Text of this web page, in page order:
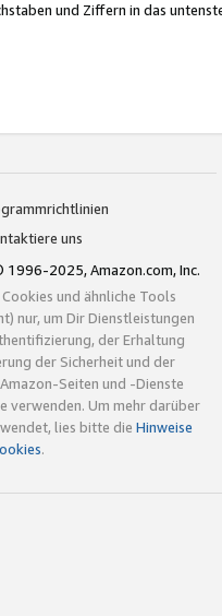
und Ziffern in das
uns
1996-2025, Amazon.com, Inc.
und ähnliche Tools
nur, um Dir Dienstleistungen
der Erhaltung
der Sicherheit und der
Seiten und -Dienste
verwenden. Um mehr darüber
lies bitte die Hinweise
.